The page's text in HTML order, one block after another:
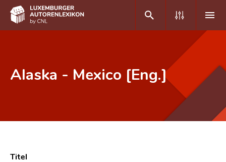
Häufige Fragen und Antworten
Alaska - Mexico [Eng.]
Titel